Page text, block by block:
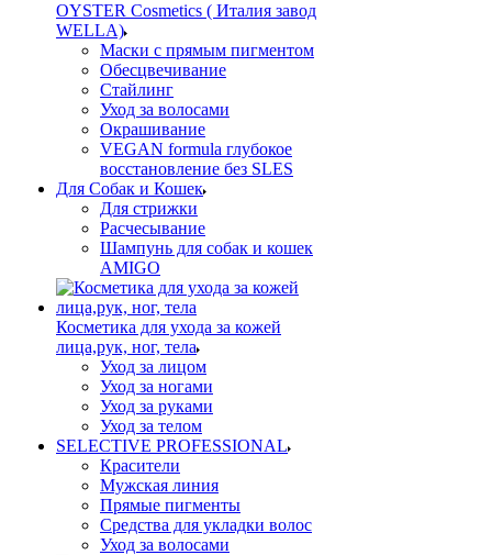
OYSTER Cosmetics ( Италия завод
WELLA)
Маски с прямым пигментом
Обесцвечивание
Стайлинг
Уход за волосами
Окрашивание
VEGAN formula глубокое
восстановление без SLES
Для Собак и Кошек
Для стрижки
Расчесывание
Шампунь для собак и кошек
AMIGO
Косметика для ухода за кожей
лица,рук, ног, тела
Уход за лицом
Уход за ногами
Уход за руками
Уход за телом
SELECTIVE PROFESSIONAL
Красители
Мужская линия
Прямые пигменты
Средства для укладки волос
Уход за волосами